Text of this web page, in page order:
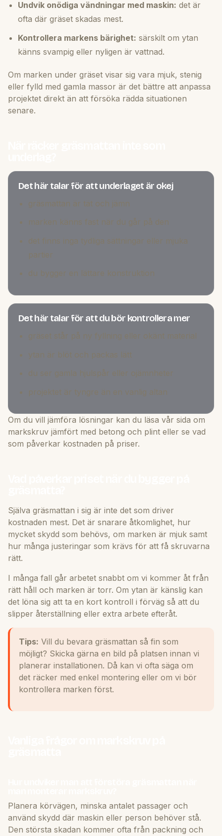
Undvik onödiga vändningar med maskin: det är
ofta där gräset skadas mest.
Kontrollera markens bärighet: särskilt om ytan
känns svampig eller nyligen är vattnad.
Om marken under gräset visar sig vara mjuk, stenig
eller fylld med gamla massor är det bättre att anpassa
projektet direkt än att försöka rädda situationen
senare.
Det här talar för att underlaget är okej
gräsmattan är tät och jämn
marken känns fast när du går på den
det finns inga tydliga sättningar eller mjuka
partier
du bygger en lättare konstruktion
Det här talar för att du bör kontrollera mer
gräset står på ny fyllning eller okänt material
ytan är blöt och packas lätt
du ser gamla hjulspår eller ojämnheter
projektet är tyngre än en vanlig altan
Om du vill jämföra lösningar kan du läsa vår sida om
markskruv jämfört med betong och plint eller se vad
som påverkar kostnaden på priser.
Själva gräsmattan i sig är inte det som driver
kostnaden mest. Det är snarare åtkomlighet, hur
mycket skydd som behövs, om marken är mjuk samt
hur många justeringar som krävs för att få skruvarna
rätt.
I många fall går arbetet snabbt om vi kommer åt från
rätt håll och marken är torr. Om ytan är känslig kan
det löna sig att ta en kort kontroll i förväg så att du
slipper återställning eller extra arbete efteråt.
Tips: Vill du bevara gräsmattan så fin som
möjligt? Skicka gärna en bild på platsen innan vi
planerar installationen. Då kan vi ofta säga om
det räcker med enkel montering eller om vi bör
kontrollera marken först.
Planera körvägen, minska antalet passager och
använd skydd där maskin eller person behöver stå.
Den största skadan kommer ofta från packning och